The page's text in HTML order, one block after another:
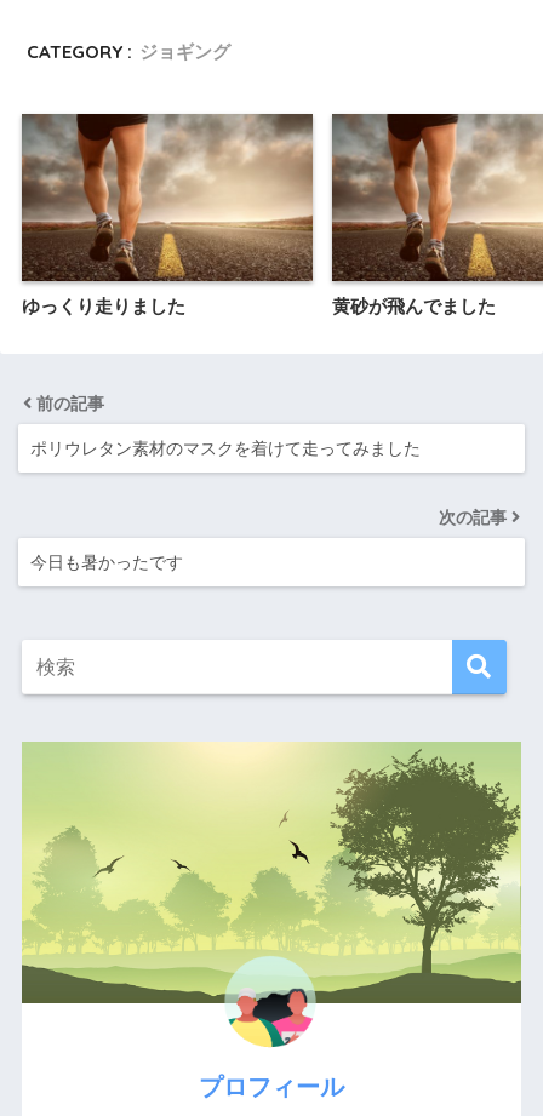
CATEGORY : ジョギング
ゆっくり走りました 黄砂が飛んでました
前の記事
ポリウレタン素材のマスクを着けて走ってみました
次の記事
今日も暑かったです
プロフィール